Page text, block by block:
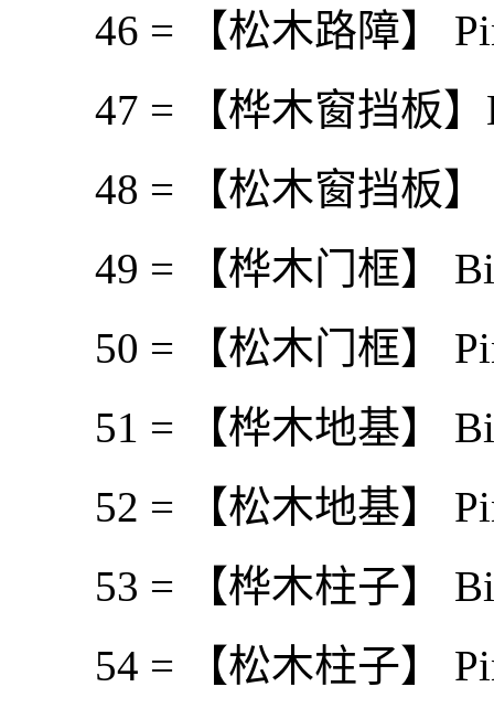
46 = 【松木路障】
47 = 【桦木窗挡板】
48 = 【松木窗挡板】
49 = 【桦木门框】
50 = 【松木门框】
51 = 【桦木地基】
52 = 【松木地基】
53 = 【桦木柱子】
54 = 【松木柱子】